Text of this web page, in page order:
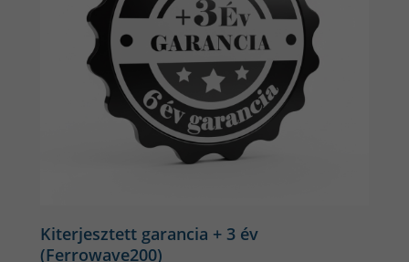
Kiterjesztett garancia + 3 év
(Ferrowave200)